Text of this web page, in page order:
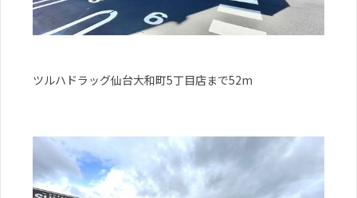
ツルハドラッグ仙台大和町5丁目店まで52m